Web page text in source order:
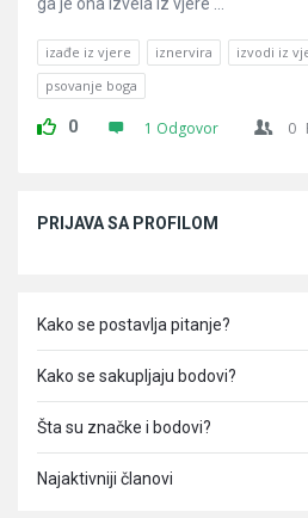
izađe iz vjere iznervira izvodi iz
psovanje boga
0 1 Odgovor 0
PRIJAVA SA PROFILOM
Kako se postavlja pitanje?
Kako se sakupljaju bodovi?
Šta su značke i bodovi?
Najaktivniji članovi